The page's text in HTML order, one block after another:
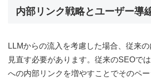
内部リンク戦略とユーザー導
LLMからの流入を考慮した場合、従来
見直す必要があります。従来のSEOで
への内部リンクを増やすことでそのペ